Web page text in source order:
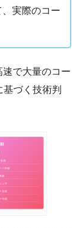
実際のコー
で大量のコー
づく技術判